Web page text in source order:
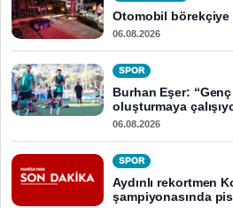
Otomobil börekçiye
06.08.2026
SPOR
Burhan Eşer:
oluşturmaya
06.08.2026
SPOR
Aydınlı rekortmen
şampiyonasında